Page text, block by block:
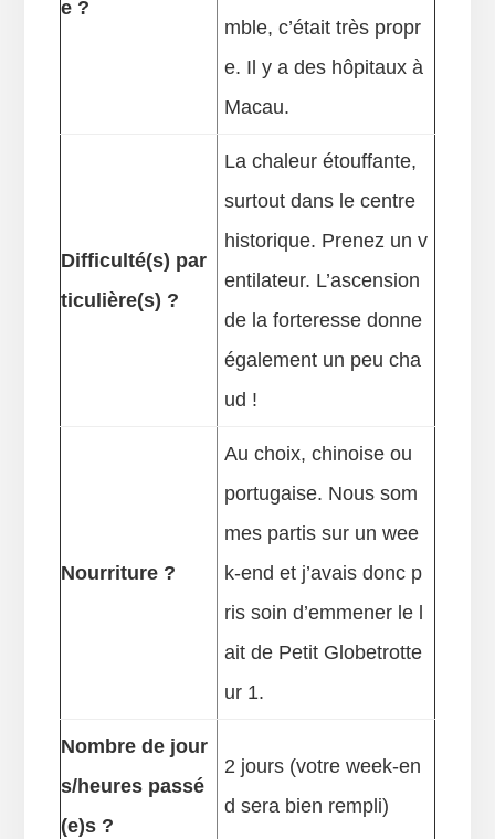
e ?
mble, c’était très propr
e. Il y a des hôpitaux à
Macau.
Difficulté(s) par
ticulière(s) ?
La chaleur étouffante,
surtout dans le centre
historique. Prenez un v
entilateur. L’ascension
de la forteresse donne
également un peu cha
ud !
Nourriture ?
Au choix, chinoise ou
portugaise. Nous som
mes partis sur un wee
k-end et j’avais donc p
ris soin d’emmener le l
ait de Petit Globetrotte
ur 1.
Nombre de jour
s/heures passé
(e)s ?
2 jours (votre week-en
d sera bien rempli)